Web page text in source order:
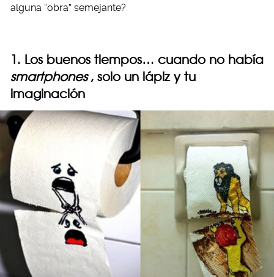
alguna “obra” semejante?
1. Los buenos tiempos… cuando no había
smartphones , solo un lápiz y tu
imaginación